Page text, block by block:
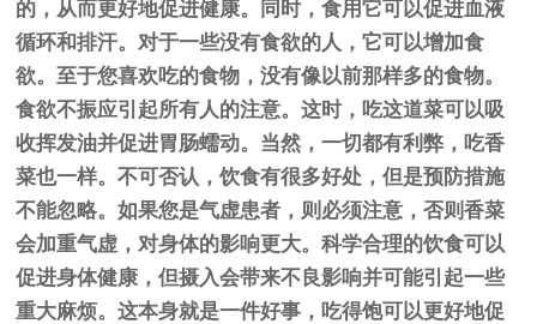
的，从而更好地促进健康。同时，食用它可以促进血液
循环和排汗。对于一些没有食欲的人，它可以增加食
欲。至于您喜欢吃的食物，没有像以前那样多的食物。
食欲不振应引起所有人的注意。这时，吃这道菜可以吸
收挥发油并促进胃肠蠕动。当然，一切都有利弊，吃香
菜也一样。不可否认，饮食有很多好处，但是预防措施
不能忽略。如果您是气虚患者，则必须注意，否则香菜
会加重气虚，对身体的影响更大。科学合理的饮食可以
促进身体健康，但摄入会带来不良影响并可能引起一些
重大麻烦。这本身就是一件好事，吃得饱可以更好地促